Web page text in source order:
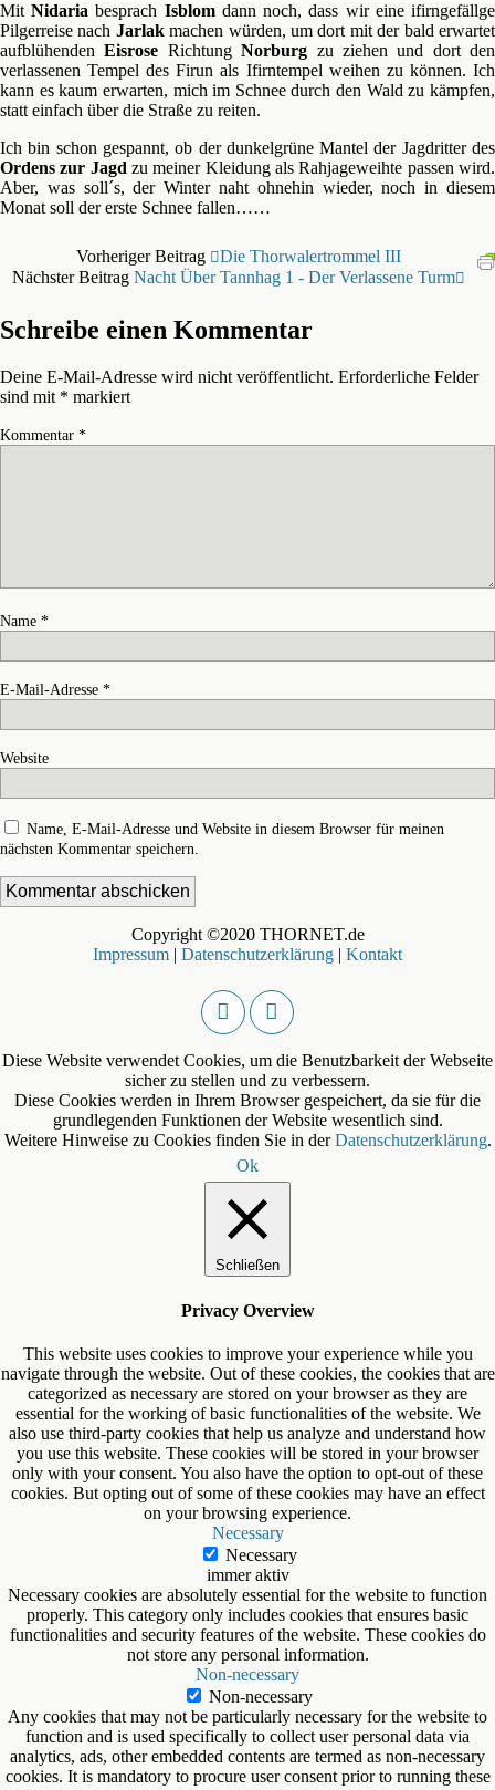
MitNidaria besprach Isblomdann noch, dass wir eine ifirngefällge
Pilgerreise nach Jarlakmachen würden, um dort mit der bald erwartet
aufblühendenEisrose RichtungNorburg zu ziehen und dort den
verlassenen Tempel des Firun als Ifirntempel weihen zu können. Ich
kann es kaum erwarten, mich im Schnee durch den Wald zu kämpfen,
statt einfach über die Straße zu reiten.
Ich bin schon gespannt, ob der dunkelgrüne Mantel der Jagdritter des
Ordens zur Jagd zu meiner Kleidung als Rahjageweihte passen wird.
Aber, was soll´s, der Winter naht ohnehin wieder, noch in diesem
Monat soll der erste Schnee fallen……
Vorheriger Beitrag
Die Thorwalertrommel III
Nächster Beitrag Nacht Über Tannhag 1 - Der Verlassene Turm
Schreibe einen Kommentar
Deine E-Mail-Adresse wird nicht veröffentlicht. Erforderliche Felder
sind mit * markiert
Kommentar *
Name *
E-Mail-Adresse *
Website
Name, E-Mail-Adresse und Website in diesem Browser für meinen
nächsten Kommentar speichern.
Copyright ©2020 THORNET.de
Impressum | Datenschutzerklärung | Kontakt
Diese Website verwendet Cookies, um die Benutzbarkeit der Webseite
sicher zu stellen und zu verbessern.
Diese Cookies werden in Ihrem Browser gespeichert, da sie für die
grundlegenden Funktionen der Website wesentlich sind.
Weitere Hinweise zu Cookies finden Sie in derDatenschutzerklärung.
Ok
Schließen
Privacy Overview
This website uses cookies to improve your experience while you
navigate through the website. Out of these cookies, the cookies that are
categorized as necessary are stored on your browser as they are
essential for the working of basic functionalities of the website. We
also use third-party cookies that help us analyze and understand how
you use this website. These cookies will be stored in your browser
only with your consent. You also have the option to opt-out of these
cookies. But opting out of some of these cookies may have an effect
on your browsing experience.
Necessary
Necessary
immer aktiv
Necessary cookies are absolutely essential for the website to function
properly. This category only includes cookies that ensures basic
functionalities and security features of the website. These cookies do
not store any personal information.
Non-necessary
Non-necessary
Any cookies that may not be particularly necessary for the website to
function and is used specifically to collect user personal data via
analytics, ads, other embedded contents are termed as non-necessary
cookies. It is mandatory to procure user consent prior to running these